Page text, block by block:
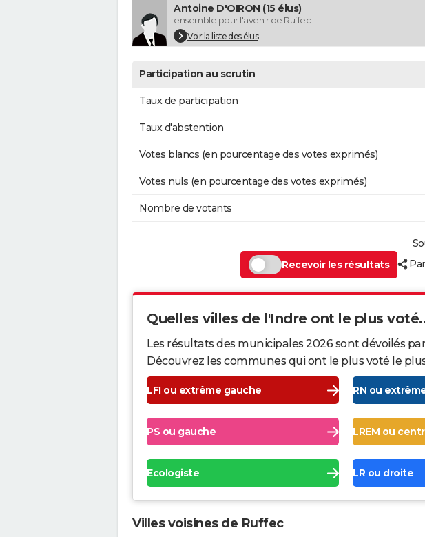
Antoine D'OIRON (15 élus)
ensemble pour l'avenir de Ruffec
Voir la liste des élus
Participation au scrutin
Taux de participation
Taux d'abstention
Votes blancs (en pourcentage des votes exprimés)
Votes nuls (en pourcentage des votes exprimés)
Nombre de votants
Recevoir les résultats
Quelles villes de l'Indre ont le plus
Les résultats des municipales 2026 sont dévoilés
Découvrez les communes qui ont le plus voté le plus
LFI ou extrême gauche RN ou
PS ou gauche LREM ou
Ecologiste LR ou droite
Villes voisines de Ruffec